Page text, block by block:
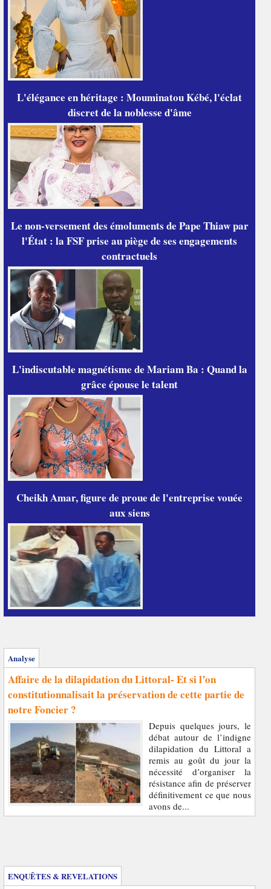
L'élégance en héritage : Mouminatou Kébé, l'éclat
discret de la noblesse d'âme
Le non-versement des émoluments de Pape Thiaw par
l'État : la FSF prise au piège de ses engagements
contractuels
L'indiscutable magnétisme de Mariam Ba : Quand la
grâce épouse le talent
Cheikh Amar, figure de proue de l'entreprise vouée
aux siens
Analyse
Affaire de la dilapidation du Littoral- Et si l’on
constitutionnalisait la préservation de cette partie de
notre Foncier ?
Depuis quelques jours, le
débat autour de l’indigne
dilapidation du Littoral a
remis au goût du jour la
nécessité d’organiser la
résistance afin de préserver
définitivement ce que nous
avons de...
ENQUÊTES & REVELATIONS